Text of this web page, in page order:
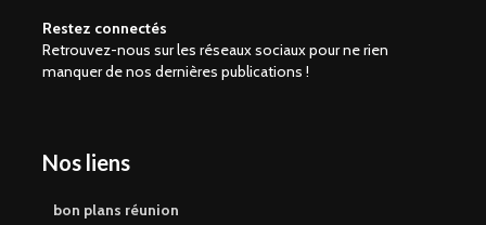
Restez connectés
Retrouvez-nous sur les réseaux sociaux pour ne rien
manquer de nos dernières publications !
Nos liens
bon plans réunion